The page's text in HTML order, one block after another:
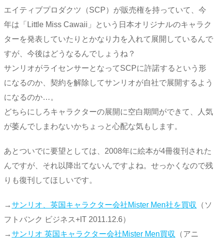
エイティブプロダクツ（SCP）が販売権を持っていて、今
年は「Little Miss Cawaii」という日本オリジナルのキャラク
ターを発表していたりとかなり力を入れて展開しているんで
すが、今後はどうなるんでしょうね？
サンリオがライセンサーとなってSCPに許諾するという形
になるのか、契約を解除してサンリオが自社で展開するよう
になるのか…。
どちらにしろキャラクターの展開に空白期間ができて、人気
が萎んでしまわないかちょっと心配な気もします。
あとついでに要望としては、2008年に絵本が4冊復刊された
んですが、それ以降出てないんですよね。せっかくなので残
りも復刊してほしいです。
→サンリオ、英国キャラクター会社Mister Men社を買収
（ソ
フトバンク ビジネス+IT 2011.12.6）
→サンリオ 英国キャラクター会社Mister Men買収
（アニ